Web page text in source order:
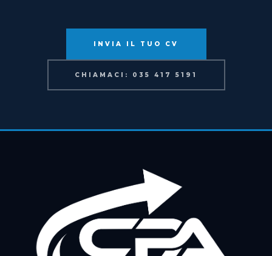
INVIA IL TUO CV
CHIAMACI: 035 417 5191